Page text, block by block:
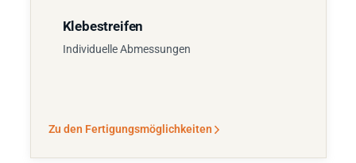
Klebestreifen
Individuelle Abmessungen
Zu den Fertigungsmöglichkeiten